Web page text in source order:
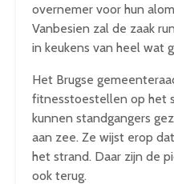
overnemer voor hun
Vanbesien zal de zaak
in keukens van heel wat
Het Brugse
fitnesstoestellen op het
kunnen standgangers
aan zee. Ze wijst erop
het strand. Daar zijn de
ook terug.